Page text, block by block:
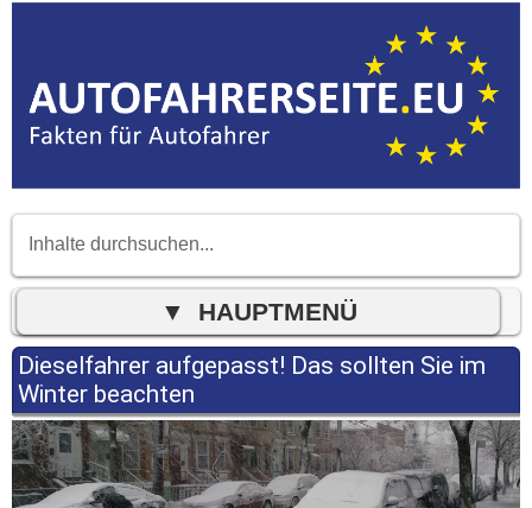
Dieselfahrer aufgepasst! Das sollten Sie im
Winter beachten